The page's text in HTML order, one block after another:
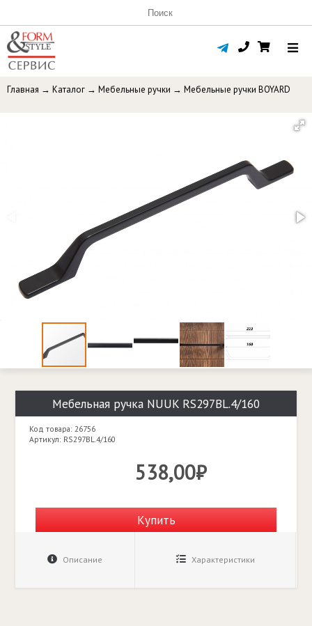
Главная → Каталог → Мебельные ручки → Мебельные ручки BOYARD
Мебельная ручка NUUK RS297BL.4/160
Код товара: 26756
Артикул: RS297BL.4/160
538,00₽
Купить
Описание Характеристики